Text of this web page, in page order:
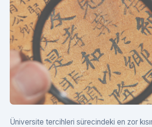
Üniversite tercihleri sürecindeki en zor